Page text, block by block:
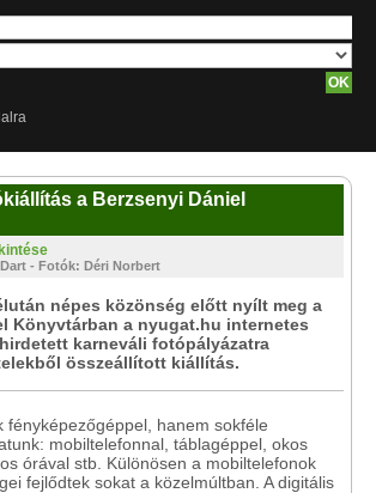
a Berzsenyi Dániel
Dart - Fotók: Déri Norbert
népes közönség előtt nyílt meg a
Könyvtárban a nyugat.hu internetes
karneváli fotópályázatra
összeállított kiállítás.
fényképezőgéppel, hanem sokféle
mobiltelefonnal, táblagéppel, okos
órával stb. Különösen a mobiltelefonok
fejlődtek sokat a közelmúltban. A digitális